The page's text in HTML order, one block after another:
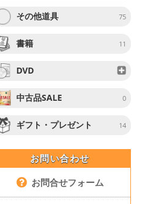
その他道具 75
書籍 11
DVD
中古品SALE 0
ギフト・プレゼント 14
お問い合わせ
お問合せフォーム